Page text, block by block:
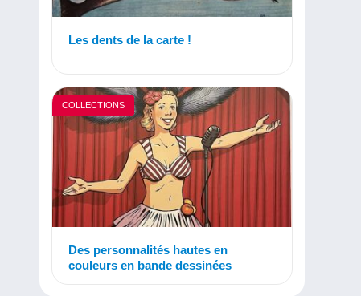
Les dents de la carte !
COLLECTIONS
Des personnalités hautes en
couleurs en bande dessinées